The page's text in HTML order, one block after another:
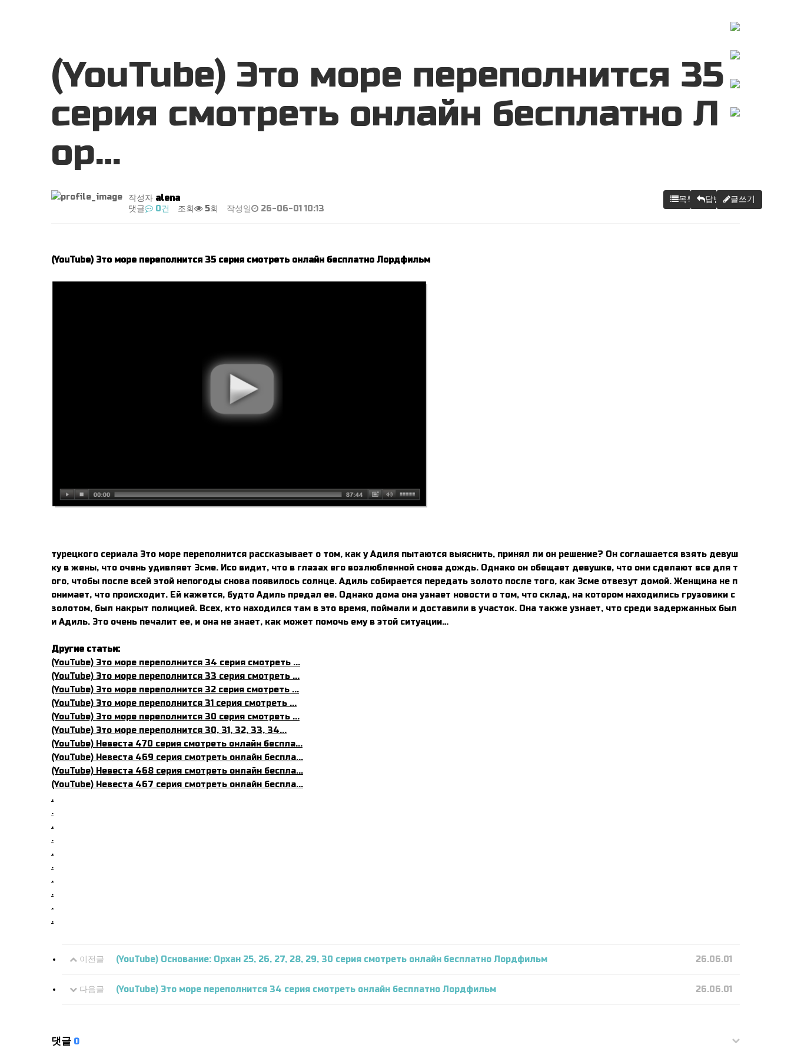
(YouTube) Это море переполнится 35
серия смотреть онлайн бесплатно Л
ор…
작성자 alena
댓글
0건 조회 5회 작성일 26-06-01 10:13
목록 답변 글쓰기
(YouTube) Это море переполнится 35 серия смотреть онлайн бесплатно Лордфильм
турецкого сериала Это море переполнится рассказывает о том, как у Адиля пытаются выяснить, принял ли он решение? Он соглашается взять девуш
ку в жены, что очень удивляет Эсме. Исо видит, что в глазах его возлюбленной снова дождь. Однако он обещает девушке, что они сделают все для т
ого, чтобы после всей этой непогоды снова появилось солнце. Адиль собирается передать золото после того, как Эсме отвезут домой. Женщина не п
онимает, что происходит. Ей кажется, будто Адиль предал ее. Однако дома она узнает новости о том, что склад, на котором находились грузовики с
золотом, был накрыт полицией. Всех, кто находился там в это время, поймали и доставили в участок. Она также узнает, что среди задержанных был
и Адиль. Это очень печалит ее, и она не знает, как может помочь ему в этой ситуации…
Другие статьи:
(YouTube) Это море переполнится 34 серия смотреть ...
(YouTube) Это море переполнится 33 серия смотреть ...
(YouTube) Это море переполнится 32 серия смотреть ...
(YouTube) Это море переполнится 31 серия смотреть ...
(YouTube) Это море переполнится 30 серия смотреть ...
(YouTube) Это море переполнится 30, 31, 32, 33, 34...
(YouTube) Невеста 470 серия смотреть онлайн беспла...
(YouTube) Невеста 469 серия смотреть онлайн беспла...
(YouTube) Невеста 468 серия смотреть онлайн беспла...
(YouTube) Невеста 467 серия смотреть онлайн беспла...
.
.
.
.
.
.
.
.
.
.
이전글 (YouTube) Основание: Орхан 25, 26, 27, 28, 29, 30 серия смотреть онлайн бесплатно Лордфильм 26.06.01
다음글 (YouTube) Это море переполнится 34 серия смотреть онлайн бесплатно Лордфильм 26.06.01
댓글 0